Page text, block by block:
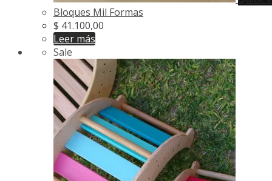
Bloques Mil Formas
$ 41.100,00
Leer más
Sale